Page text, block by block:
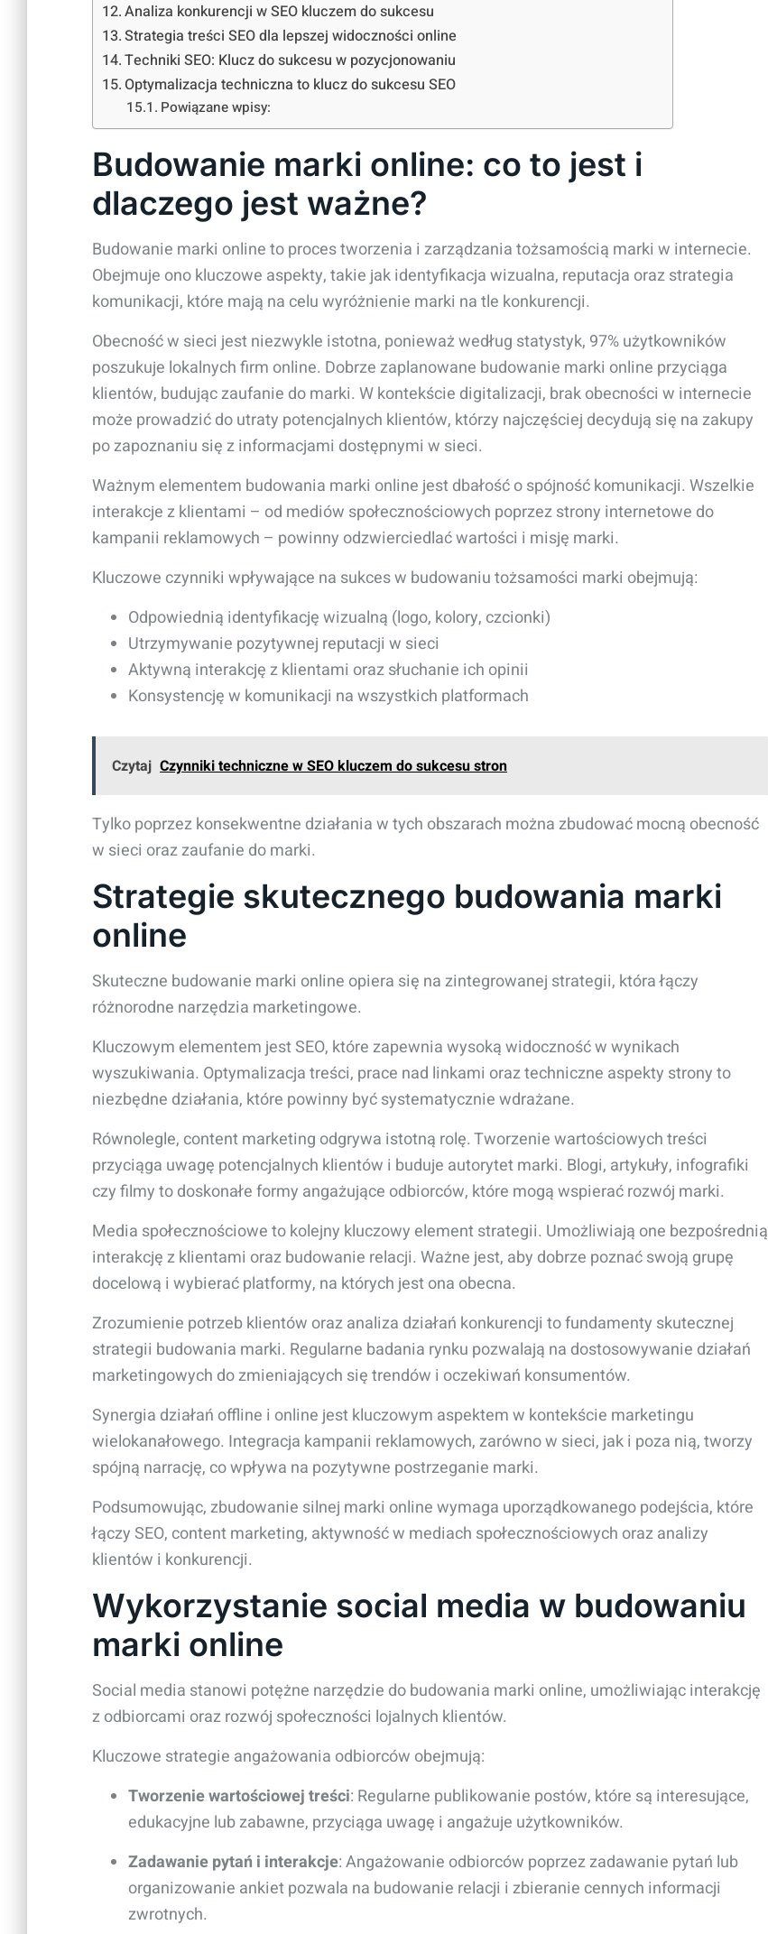
Analiza konkurencji w SEO kluczem do sukcesu
Strategia treści SEO dla lepszej widoczności online
Techniki SEO: Klucz do sukcesu w pozycjonowaniu
Optymalizacja techniczna to klucz do sukcesu SEO
Powiązane wpisy:
Budowanie marki online: co to jest i
dlaczego jest ważne?
Budowanie marki online to proces tworzenia i zarządzania tożsamością marki w internecie.
Obejmuje ono kluczowe aspekty, takie jak identyfikacja wizualna, reputacja oraz strategia
komunikacji, które mają na celu wyróżnienie marki na tle konkurencji.
Obecność w sieci jest niezwykle istotna, ponieważ według statystyk, 97% użytkowników
poszukuje lokalnych firm online. Dobrze zaplanowane budowanie marki online przyciąga
klientów, budując zaufanie do marki. W kontekście digitalizacji, brak obecności w internecie
może prowadzić do utraty potencjalnych klientów, którzy najczęściej decydują się na zakupy
po zapoznaniu się z informacjami dostępnymi w sieci.
Ważnym elementem budowania marki online jest dbałość o spójność komunikacji. Wszelkie
interakcje z klientami – od mediów społecznościowych poprzez strony internetowe do
kampanii reklamowych – powinny odzwierciedlać wartości i misję marki.
Kluczowe czynniki wpływające na sukces w budowaniu tożsamości marki obejmują:
Odpowiednią identyfikację wizualną (logo, kolory, czcionki)
Utrzymywanie pozytywnej reputacji w sieci
Aktywną interakcję z klientami oraz słuchanie ich opinii
Konsystencję w komunikacji na wszystkich platformach
Czytaj Czynniki techniczne w SEO kluczem do sukcesu stron
Tylko poprzez konsekwentne działania w tych obszarach można zbudować mocną obecność
w sieci oraz zaufanie do marki.
Strategie skutecznego budowania marki
online
Skuteczne budowanie marki online opiera się na zintegrowanej strategii, która łączy
różnorodne narzędzia marketingowe.
Kluczowym elementem jest SEO, które zapewnia wysoką widoczność w wynikach
wyszukiwania. Optymalizacja treści, prace nad linkami oraz techniczne aspekty strony to
niezbędne działania, które powinny być systematycznie wdrażane.
Równolegle, content marketing odgrywa istotną rolę. Tworzenie wartościowych treści
przyciąga uwagę potencjalnych klientów i buduje autorytet marki. Blogi, artykuły, infografiki
czy filmy to doskonałe formy angażujące odbiorców, które mogą wspierać rozwój marki.
Media społecznościowe to kolejny kluczowy element strategii. Umożliwiają one bezpośrednią
interakcję z klientami oraz budowanie relacji. Ważne jest, aby dobrze poznać swoją grupę
docelową i wybierać platformy, na których jest ona obecna.
Zrozumienie potrzeb klientów oraz analiza działań konkurencji to fundamenty skutecznej
strategii budowania marki. Regularne badania rynku pozwalają na dostosowywanie działań
marketingowych do zmieniających się trendów i oczekiwań konsumentów.
Synergia działań offline i online jest kluczowym aspektem w kontekście marketingu
wielokanałowego. Integracja kampanii reklamowych, zarówno w sieci, jak i poza nią, tworzy
spójną narrację, co wpływa na pozytywne postrzeganie marki.
Podsumowując, zbudowanie silnej marki online wymaga uporządkowanego podejścia, które
łączy SEO, content marketing, aktywność w mediach społecznościowych oraz analizy
klientów i konkurencji.
Wykorzystanie social media w budowaniu
marki online
Social media stanowi potężne narzędzie do budowania marki online, umożliwiając interakcję
z odbiorcami oraz rozwój społeczności lojalnych klientów.
Kluczowe strategie angażowania odbiorców obejmują:
Tworzenie wartościowej treści: Regularne publikowanie postów, które są interesujące,
edukacyjne lub zabawne, przyciąga uwagę i angażuje użytkowników.
Zadawanie pytań i interakcje: Angażowanie odbiorców poprzez zadawanie pytań lub
organizowanie ankiet pozwala na budowanie relacji i zbieranie cennych informacji
zwrotnych.